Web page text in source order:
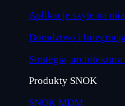
Aplikacje szyte na
Doradztwo i
Strategia,
Produkty SNOK
SNOK MDM